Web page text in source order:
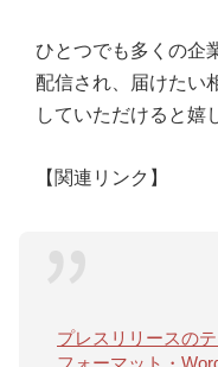
ひとつでも多くの企
配信され、届けたい
していただけると嬉
【関連リンク】
プレスリリースの
フォーマット・